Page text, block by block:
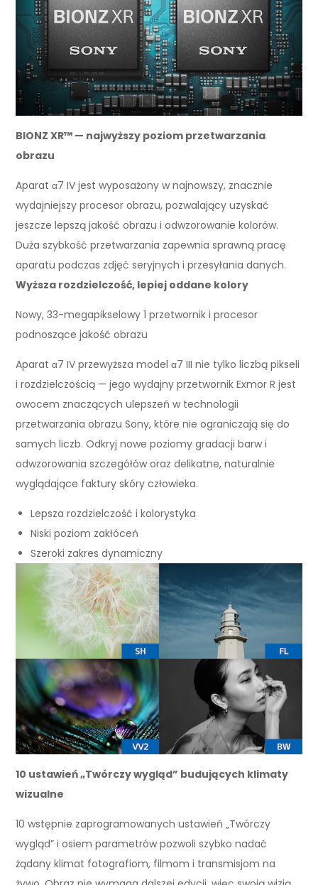
BIONZ XR™ — najwyższy poziom przetwarzania
obrazu
Aparat α7 IV jest wyposażony w najnowszy, znacznie
wydajniejszy procesor obrazu, pozwalający uzyskać
jeszcze lepszą jakość obrazu i odwzorowanie kolorów.
Duża szybkość przetwarzania zapewnia sprawną pracę
aparatu podczas zdjęć seryjnych i przesyłania danych.
Wyższa rozdzielczość, lepiej oddane kolory
Nowy, 33-megapikselowy 1 przetwornik i procesor
podnoszące jakość obrazu
Aparat α7 IV przewyższa model α7 III nie tylko liczbą pikseli
i rozdzielczością — jego wydajny przetwornik Exmor R jest
owocem znaczących ulepszeń w technologii
przetwarzania obrazu Sony, które nie ograniczają się do
samych liczb. Odkryj nowe poziomy gradacji barw i
odwzorowania szczegółów oraz delikatne, naturalnie
wyglądające faktury skóry człowieka.
Lepsza rozdzielczość i kolorystyka
Niski poziom zakłóceń
Szeroki zakres dynamiczny
10 ustawień „Twórczy wygląd” budujących klimaty
wizualne
10 wstępnie zaprogramowanych ustawień „Twórczy
wygląd” i osiem parametrów pozwoli szybko nadać
żądany klimat fotografiom, filmom i transmisjom na